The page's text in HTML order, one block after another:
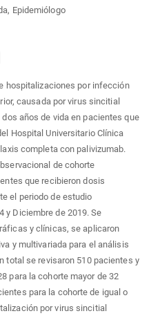
Epidemiólogo
hospitalizaciones por infección
causada por virus sincitial
años de vida en pacientes que
Hospital Universitario Clínica
completa con palivizumab.
de cohorte
que recibieron dosis
el periodo de estudio
y Diciembre de 2019. Se
y clínicas, se aplicaron
y multivariada para el análisis
total se revisaron 510 pacientes y
para la cohorte mayor de 32
para la cohorte de igual o
por virus sincitial